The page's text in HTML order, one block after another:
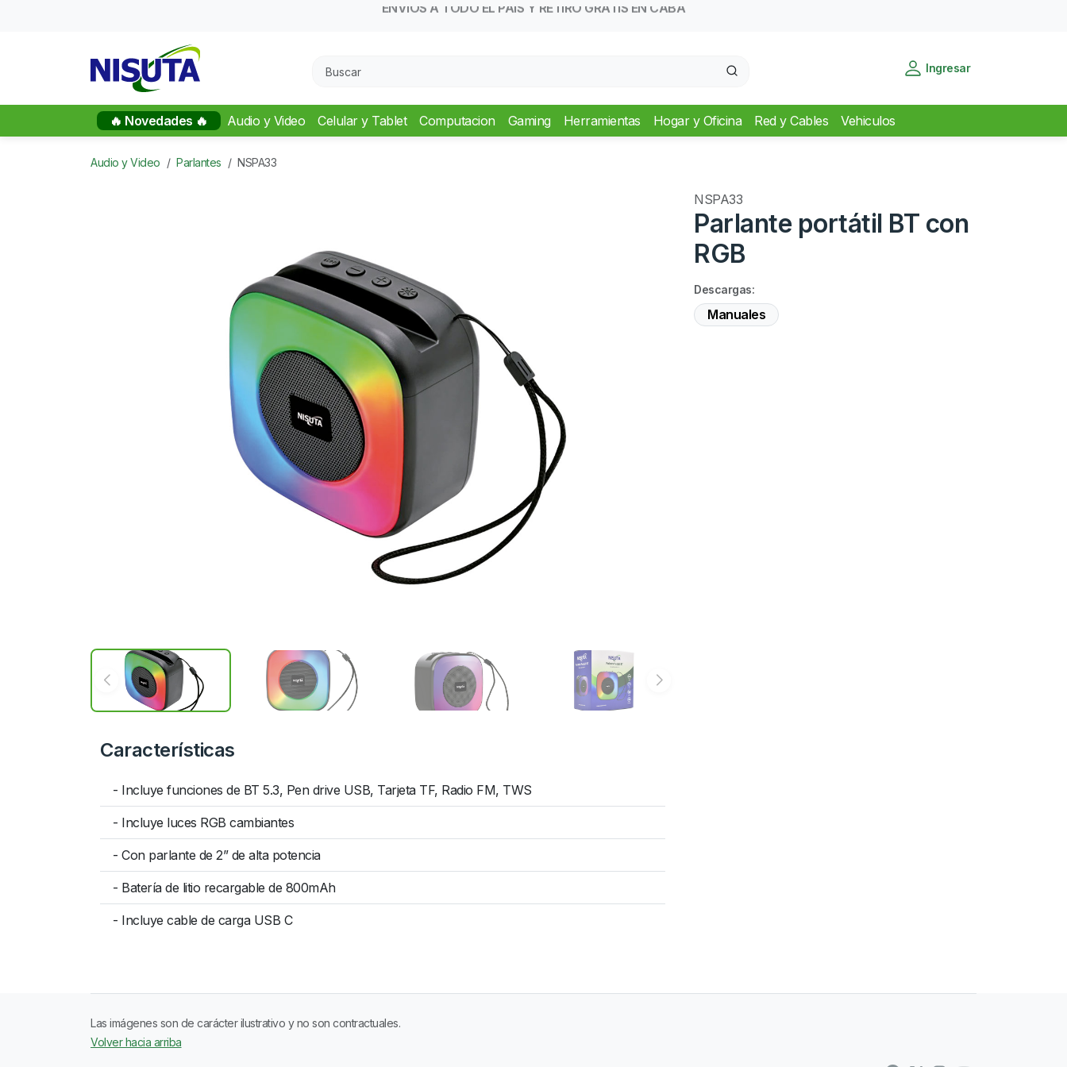
Ingresar
🔥 Novedades 🔥 Audio y Video Celular y Tablet Computacion Gaming Herramientas Hogar y Oficina Red y Cables Vehiculos
Audio y Video Parlantes NSPA33
NSPA33
Parlante portátil BT con
RGB
Descargas:
Manuales
Características
- Incluye funciones de BT 5.3, Pen drive USB, Tarjeta TF, Radio FM, TWS
- Incluye luces RGB cambiantes
- Con parlante de 2” de alta potencia
- Batería de litio recargable de 800mAh
- Incluye cable de carga USB C
Las imágenes son de carácter ilustrativo y no son contractuales.
Volver hacia arriba